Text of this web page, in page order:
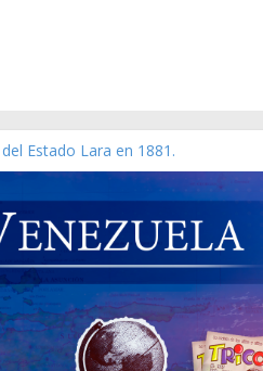
Estado Lara en 1881.
de marzo de 2006 N° 38.394